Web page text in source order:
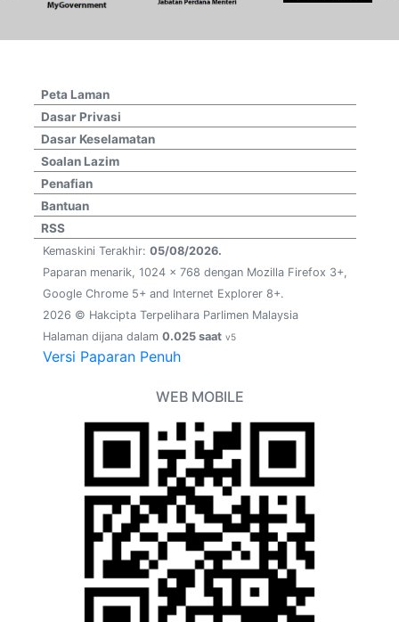
Peta Laman
Dasar Privasi
Dasar Keselamatan
Soalan Lazim
Penafian
Bantuan
RSS
Kemaskini Terakhir: 05/08/2026.
Paparan menarik, 1024 x 768 dengan Mozilla Firefox 3+,
Google Chrome 5+ and Internet Explorer 8+.
2026 © Hakcipta Terpelihara Parlimen Malaysia
Halaman dijana dalam 0.025 saat v5
Versi Paparan Penuh
WEB MOBILE